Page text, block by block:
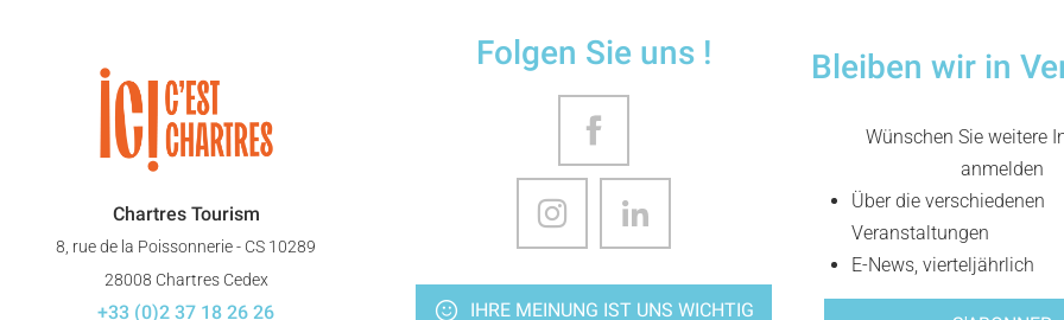
Chartres Tourism
8, rue de la Poissonnerie - CS 10289
28008 Chartres Cedex
+33 (0)2 37 18 26 26
Folgen Sie uns !
IHRE MEINUNG IST UNS WICHTIG
Bleiben wir in
Wünschen Sie weitere
anmelden
Über die verschiedenen
Veranstaltungen
E-News, vierteljährlich